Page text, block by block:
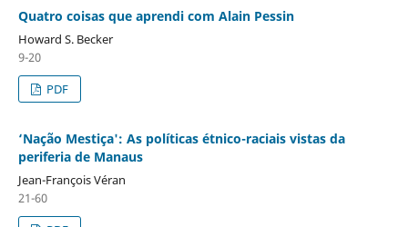
Quatro coisas que aprendi com Alain Pessin
Howard S. Becker
9-20
PDF
‘Nação Mestiça': As políticas étnico-raciais vistas da
periferia de Manaus
Jean-François Véran
21-60